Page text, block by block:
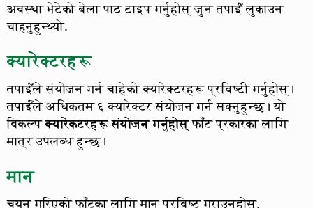
अवस्था भेटेको बेला पाठ टाइप गर्नुहोस् जुन तपाईँं लुकाउन
चाहनुहुन्थ्यो.
क्यारेक्टरहरू
तपाईँंले संयोजन गर्न चाहेको क्यारेक्टरहरू प्रविष्टी गर्नुहोस्।
तपाईँंले अधिकतम ६ क्यारेक्टर संयोजन गर्न सक्नुहुन्छ। यो
विकल्पक्यारेकटरहरू संयोजन गर्नुहोस्फाँट प्रकारका लागि
मात्र उपलब्ध हुन्छ।
मान
चयन गरिएको फाँटका लागि मान प्रविष्ट गराउनुहोस्.